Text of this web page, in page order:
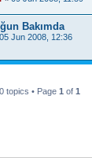
Bakımda
05 Jun 2008, 12:36
topics • Page 1 of 1